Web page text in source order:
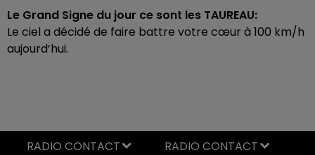
Le Grand Signe du jour ce sont les TAUREAU:
Le ciel a décidé de faire battre votre cœur à 100 km/h
aujourd’hui.
RADIO CONTACT